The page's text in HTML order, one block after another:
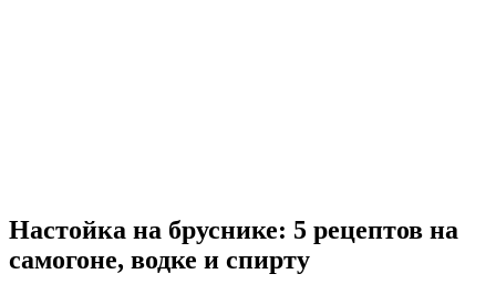
Настойка на бруснике: 5 рецептов на
самогоне, водке и спирту